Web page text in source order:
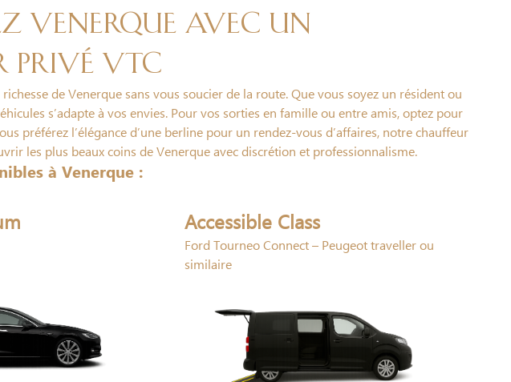
Venerque avec un
VTC
de Venerque sans vous soucier de la route. Que vous soyez un résident ou
s’adapte à vos envies. Pour vos sorties en famille ou entre amis, optez pour
préférez l’élégance d’une berline pour un rendez-vous d’affaires, notre chauffeur
les plus beaux coins de Venerque avec discrétion et professionnalisme.
à Venerque :
Accessible Class
Ford Tourneo Connect – Peugeot traveller ou
similaire